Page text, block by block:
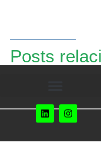
Posts